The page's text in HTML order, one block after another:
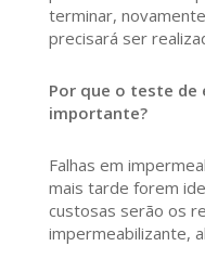
terminar,
precisará ser
Por que o teste de
importante?
Falhas em
mais tarde forem
custosas serão os
impermeabilizante,